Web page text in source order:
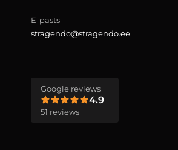
E-pasts
stragendo@stragendo.ee
Google reviews
4.9
51 reviews